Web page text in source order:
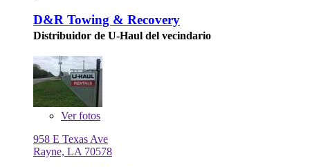
D&R Towing & Recovery
Distribuidor de U-Haul del vecindario
Verfotos
958 E Texas Ave
Rayne, LA 70578